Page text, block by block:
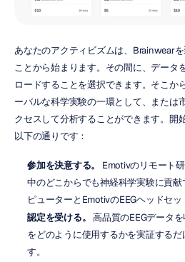
あなたのアクティビズムは、Brainwear
ことから始まります。その間に、データ
ロードすることを選択できます。そこか
ーバルな科学実験の一環として、または
クセスして分析することができます。開
以下の通りです：
参加を決意する。
Emotivのリモート
中のどこからでも神経科学実験に貢
ピューターとEmotivのEEGヘッドセッ
認定を受ける。
高品質のEEGデータ
をどのように使用するかを実証する
す。